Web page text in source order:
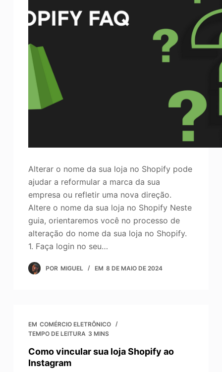
Alterar o nome da sua loja no Shopify pode
ajudar a reformular a marca da sua
empresa ou refletir uma nova direção.
Altere o nome da sua loja no Shopify Neste
guia, orientaremos você no processo de
alteração do nome da sua loja no Shopify.
1. Faça login no seu…
POR MIGUEL EM 8 DE MAIO DE 2024
EM COMÉRCIO ELETRÔNICO
TEMPO DE LEITURA 3 MINS
Como vincular sua loja Shopify ao
Instagram